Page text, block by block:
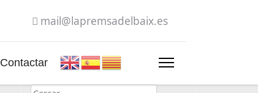
mail@lapremsadelbaix.es
Contactar